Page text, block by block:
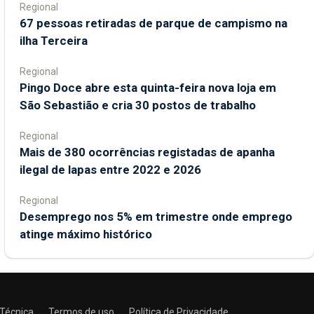
Regional
67 pessoas retiradas de parque de campismo na
ilha Terceira
Regional
Pingo Doce abre esta quinta-feira nova loja em
São Sebastião e cria 30 postos de trabalho
Regional
Mais de 380 ocorrências registadas de apanha
ilegal de lapas entre 2022 e 2026
Regional
Desemprego nos 5% em trimestre onde emprego
atinge máximo histórico